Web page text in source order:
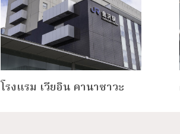
โรงแรม เวียอิน คานาซาวะ